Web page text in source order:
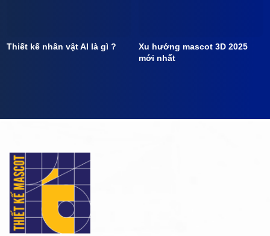
Thiết kế nhân vật AI là gì ?
Xu hướng mascot 3D 2025
mới nhất